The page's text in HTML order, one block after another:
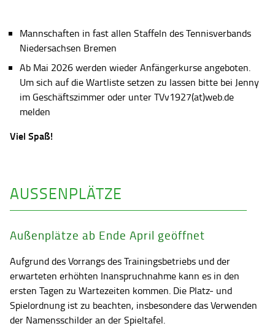
Mannschaften in fast allen Staffeln des Tennisverbands
Niedersachsen Bremen
Ab Mai 2026 werden wieder Anfängerkurse angeboten.
Um sich auf die Wartliste setzen zu lassen bitte bei Jenny
im Geschäftszimmer oder unter TVv1927(at)web.de
melden
Viel Spaß!
AUSSENPLÄTZE
Außenplätze ab Ende April geöffnet
Aufgrund des Vorrangs des Trainingsbetriebs und der
erwarteten erhöhten Inanspruchnahme kann es in den
ersten Tagen zu Wartezeiten kommen. Die Platz- und
Spielordnung ist zu beachten, insbesondere das Verwenden
der Namensschilder an der Spieltafel.